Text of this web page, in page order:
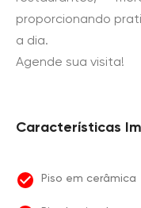
proporcionando
a dia.
Agende sua visita!
Características
Piso em cerâmica